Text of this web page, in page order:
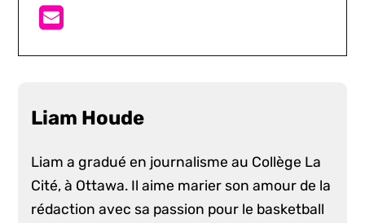
Liam Houde
Liam a gradué en journalisme au Collège La
Cité, à Ottawa. Il aime marier son amour de la
rédaction avec sa passion pour le basketball